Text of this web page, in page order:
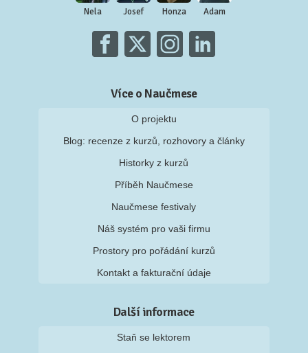
Nela Josef Honza Adam
Více o Naučmese
O projektu
Blog: recenze z kurzů, rozhovory a články
Historky z kurzů
Příběh Naučmese
Naučmese festivaly
Náš systém pro vaši firmu
Prostory pro pořádání kurzů
Kontakt a fakturační údaje
Další informace
Staň se lektorem